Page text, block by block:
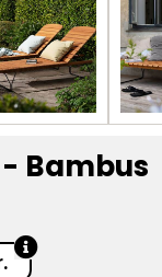
- Bambus